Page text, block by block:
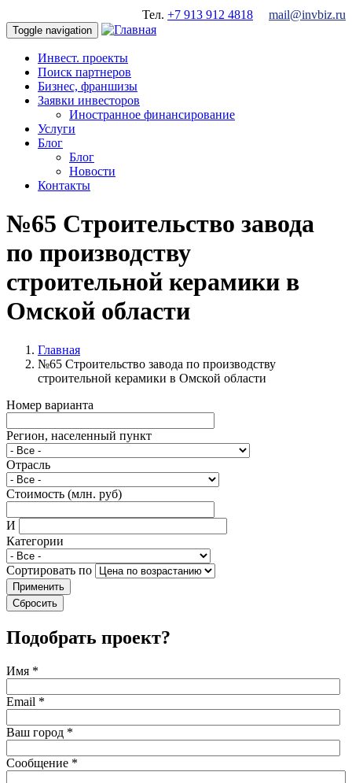
Перейти к основному содержанию
Тел. +7 913 912 4818 mail@invbiz.ru
Toggle navigation
Инвест. проекты
Поиск партнеров
Бизнес, франшизы
Заявки инвесторов
Иностранное финансирование
Услуги
Блог
Блог
Новости
Контакты
№65 Строительство завода
по производству
строительной керамики в
Омской области
Главная
№65 Строительство завода по производству
строительной керамики в Омской области
Номер варианта
Регион, населенный пункт
Отрасль
Стоимость (млн. руб)
И
Категории
Сортировать по
Применить
Сбросить
Подобрать проект?
Имя *
Email *
Ваш город *
Сообщение *